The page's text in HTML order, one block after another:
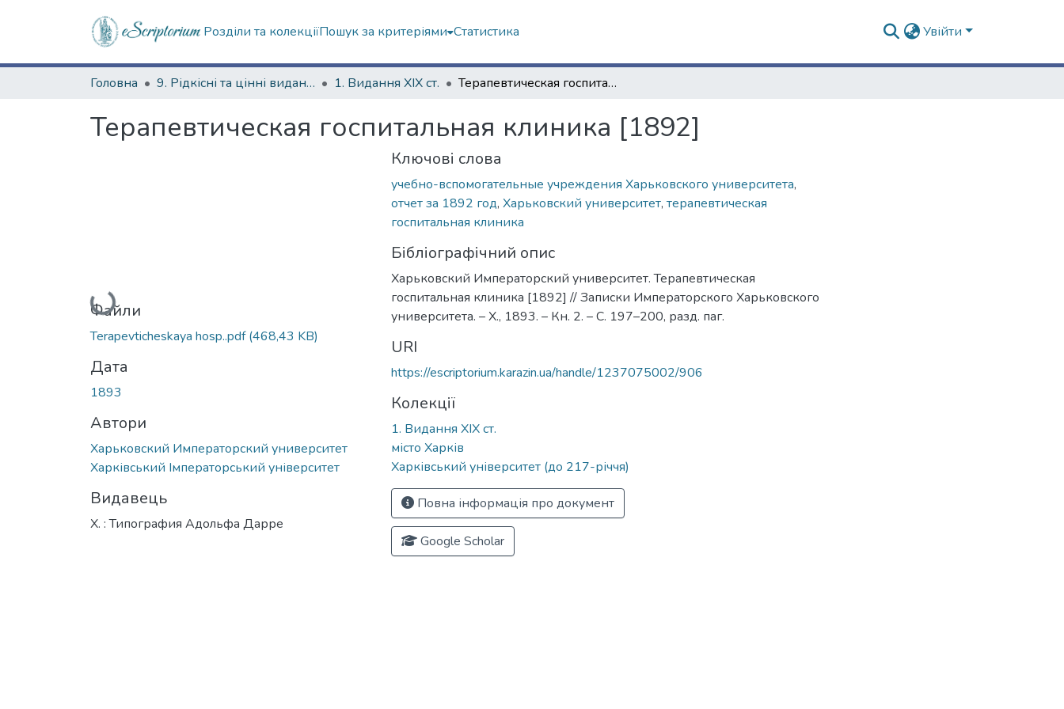
Розділи та колекціїПошук за критеріями Статистика Увійти
Головна 9. Рідкісні та цінні видання 1. Видання ХІХ ст. Терапевтическая госпитальная клиника [1892]
Терапевтическая госпитальная клиника [1892]
Вантажиться...
Файли
Terapevticheskaya hosp..pdf(468,43 KB)
Дата
1893
Автори
Харьковский Императорский университет
Харківський Імператорський університет
Видавець
Х. : Типография Адольфа Дарре
Ключові слова
учебно-вспомогательные учреждения Харьковского университета,
отчет за 1892 год, Харьковский университет, терапевтическая
госпитальная клиника
Бібліографічний опис
Харьковский Императорский университет. Терапевтическая
госпитальная клиника [1892] // Записки Императорского Харьковского
университета. – Х., 1893. – Кн. 2. – С. 197–200, разд. паг.
URI
https://escriptorium.karazin.ua/handle/1237075002/906
Колекції
1. Видання ХІХ ст.
місто Харків
Харківський університет (до 217-річчя)
Повна інформація про документ
Google Scholar